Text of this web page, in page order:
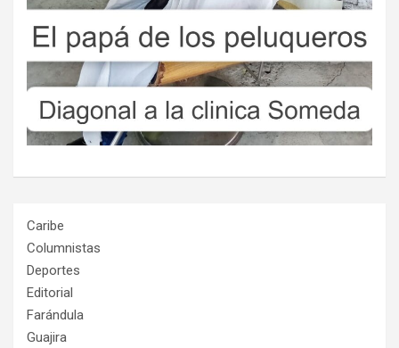
Caribe
Columnistas
Deportes
Editorial
Farándula
Guajira